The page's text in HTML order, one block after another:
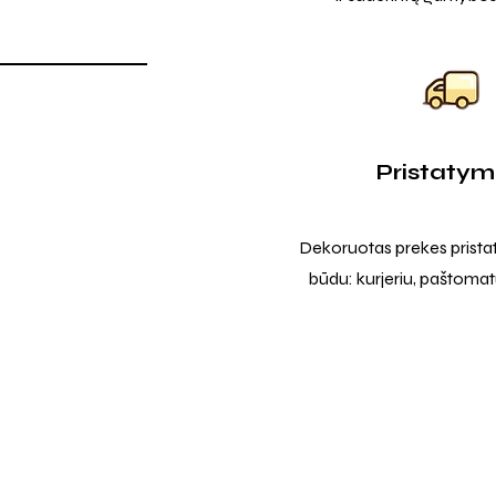
Dekoruotas prekes
būdu: kurjeriu,